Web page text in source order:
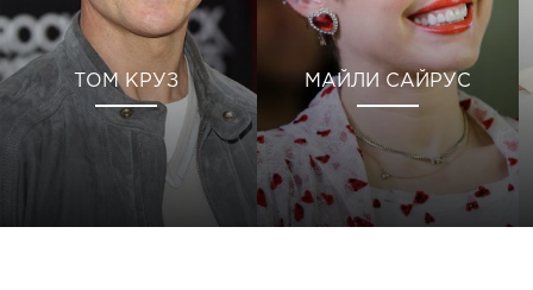
ТОМ КРУЗ МАЙЛИ САЙРУС